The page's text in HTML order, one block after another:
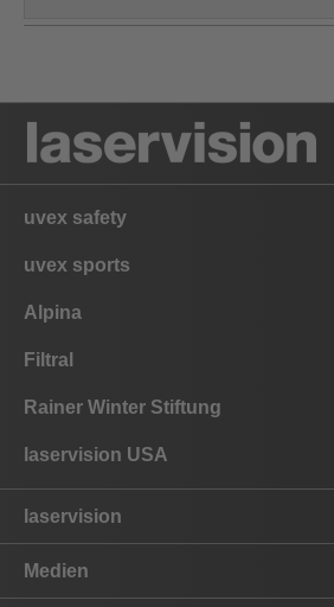
uvex safety
uvex sports
Alpina
Filtral
Rainer Winter Stiftung
laservision USA
laservision
Medien